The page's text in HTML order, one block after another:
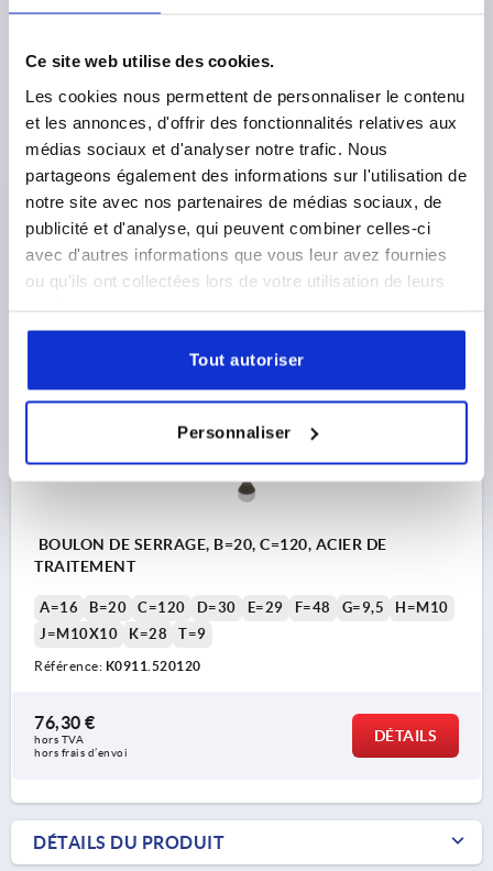
Ce site web utilise des cookies.
Les cookies nous permettent de personnaliser le contenu
et les annonces, d'offrir des fonctionnalités relatives aux
médias sociaux et d'analyser notre trafic. Nous
partageons également des informations sur l'utilisation de
notre site avec nos partenaires de médias sociaux, de
publicité et d'analyse, qui peuvent combiner celles-ci
avec d'autres informations que vous leur avez fournies
ou qu'ils ont collectées lors de votre utilisation de leurs
Tout autoriser
Personnaliser
TRAITEMENT
A=16 B=16 C=120 D=24 E=29 F=48 G=9,5
J=M10X10
K=28 T=9
Référence:K0911.516120
63,82 €
hors TVA
hors frais d’envoi
DÉTAILS
BOULON DE SERRAGE, B=20, C=120, ACIER DE
TRAITEMENT
A=16 B=20 C=120 D=30 E=29 F=48 G=9,5
H=M10
J=M10X10
K=28 T=9
Référence: K0911.520120
76,30 €
hors TVA
hors frais d’envoi
DÉTAILS
DÉTAILS DU PRODUIT